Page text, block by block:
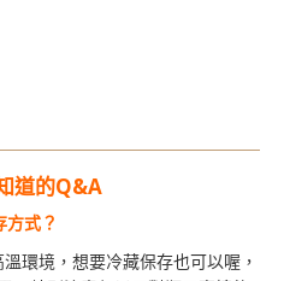
道的Q&A
式？
環境，想要冷藏保存也可以喔，